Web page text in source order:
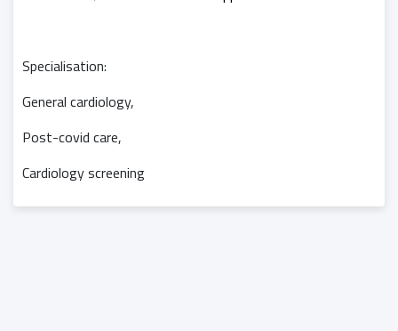
Specialisation:
General cardiology,
Post-covid care,
Cardiology screening